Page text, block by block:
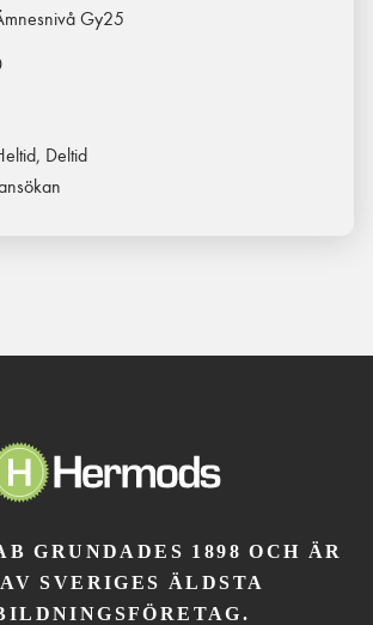
Gy25
Deltid
GRUNDADES 1898 OCH ÄR
SVERIGES ÄLDSTA